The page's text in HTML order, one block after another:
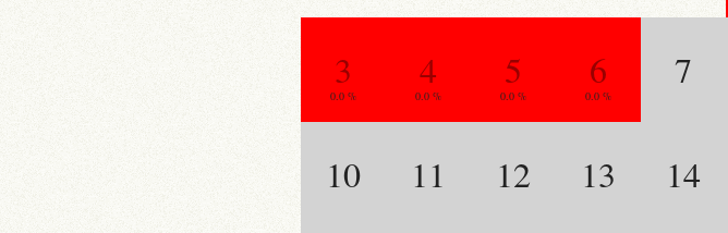
3
0.0 %
4
0.0 %
5
0.0 %
6
0.0 %
7
10 11 12 13 14